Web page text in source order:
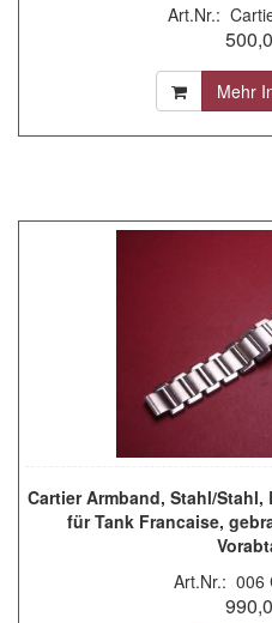
Art.Nr.:
Mehr
Cartier Armband, Stahl/Stahl,
für Tank Francaise,
Art.Nr.: 006